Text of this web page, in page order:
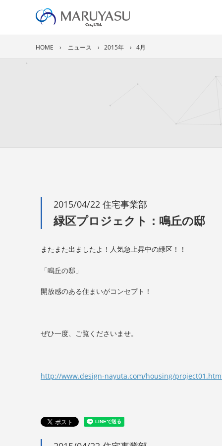
HOME ニュース 2015年 4月
2015/04/22 住宅事業部
緑区プロジェクト：鳴丘の邸
またまた出ましたよ！人気急上昇中の緑区！！
「鳴丘の邸」
開放感のある住まいがコンセプト！
ぜひ一度、ご覧くださいませ。
http://www.design-nayuta.com/housing/